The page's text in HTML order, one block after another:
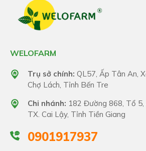
WELOFARM
Trụ sở chính: QL57, Ấp Tân An,
Chợ Lách, Tỉnh Bến Tre
Chi nhánh: 182 Đường 868, Tổ 5,
TX. Cai Lậy, Tỉnh Tiền Giang
0901917937